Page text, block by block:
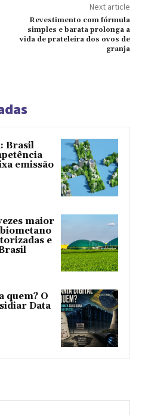
Next article
Revestimento com fórmula
simples e barata prolonga a
vida de prateleira dos ovos de
granja
Brasil
emissão
maior
e
quem? O
Data